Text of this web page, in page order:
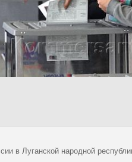
в Луганской народной